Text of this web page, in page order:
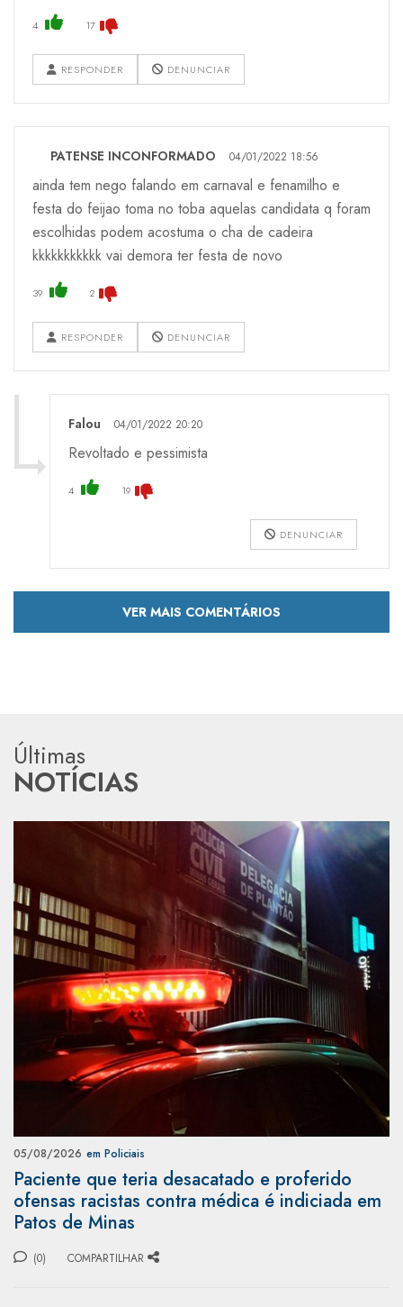
4 17
RESPONDER DENUNCIAR
PATENSE INCONFORMADO 04/01/2022 18:56
ainda tem nego falando em carnaval e fenamilho e
festa do feijao toma no toba aquelas candidata q foram
escolhidas podem acostuma o cha de cadeira
kkkkkkkkkkk vai demora ter festa de novo
39 2
RESPONDER DENUNCIAR
Falou 04/01/2022 20:20
Revoltado e pessimista
4 19
DENUNCIAR
VER MAIS COMENTÁRIOS
Últimas
NOTÍCIAS
05/08/2026 em Policiais
Paciente que teria desacatado e proferido
ofensas racistas contra médica é indiciada em
Patos de Minas
(0) COMPARTILHAR